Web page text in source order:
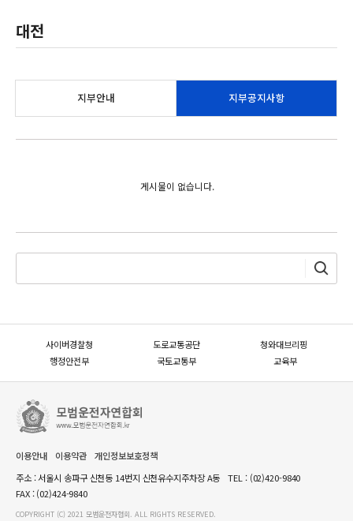
대전
지부안내 지부공지사항
게시물이 없습니다.
사이버경찰청 도로교통공단
청와대브리핑
행정안전부
국토교통부 교육부
이용안내 이용약관
개인정보보호정책
주소 : 서울시 송파구 신천동 14번지 신천유수지주차장 A동
TEL : (02)420-9840
FAX : (02)424-9840
COPYRIGHT (C) 2021 모범운전자협회. ALL RIGHTS RESERVED.